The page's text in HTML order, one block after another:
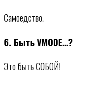
Самоедство.
6. Быть VMODE…?
Это быть СОБОЙ!